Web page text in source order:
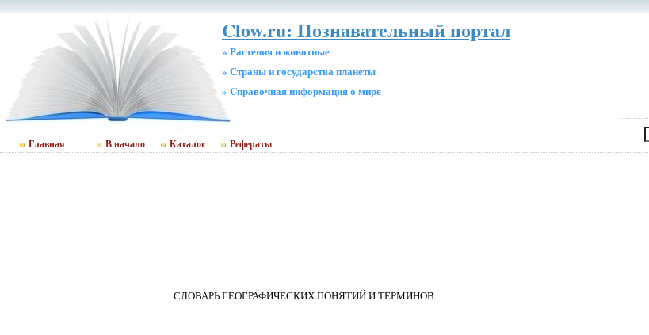
Clow.ru: Познавательный портал
» Растения и животные
» Страны и государства планеты
» Cправочная информация о мире
Главная В начало Каталог Рефераты
СЛОВАРЬ ГЕОГРАФИЧЕСКИХ ПОНЯТИЙ И ТЕРМИНОВ